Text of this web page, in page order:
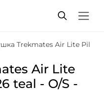
Trekmates Air Lite
Air Lite
teal - O/S -